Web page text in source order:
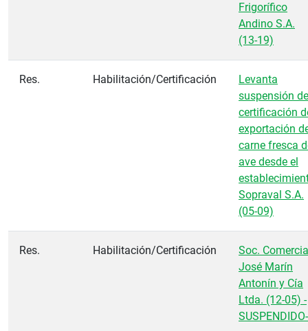
Frigorífico
Andino S.A.
(13-19)
Res. Habilitación/Certificación
Levanta
suspensión de
certificación
exportación
carne fresca
ave desde el
Sopraval S.A.
(05-09)
Res. Habilitación/Certificación
Soc.
José Marín
Antonín y Cía
Ltda. (12-05) -
SUSPENDIDO-